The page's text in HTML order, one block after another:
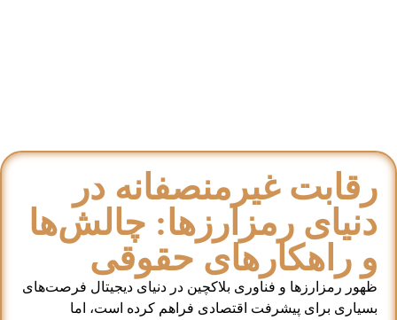
رقابت غیرمنصفانه در
دنیای رمزارزها: چالش‌ها
و راهکارهای حقوقی
ظهور رمزارزها و فناوری بلاکچین در دنیای دیجیتال فرصت‌های
بسیاری برای پیشرفت اقتصادی فراهم کرده است، اما